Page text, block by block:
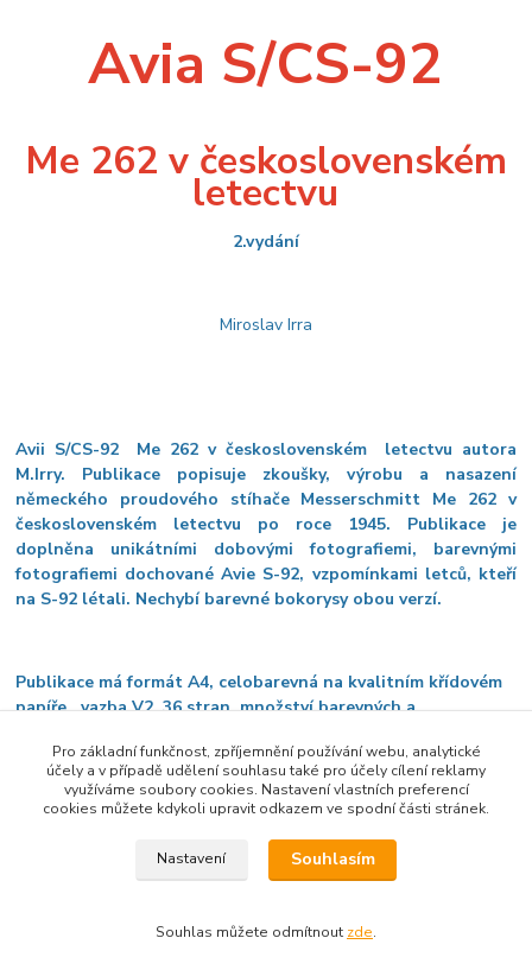
Avia S/CS-92
Me 262 v československém
letectvu
2.vydání
Miroslav Irra
Avii S/CS-92 Me 262 v československém letectvu autora
M.Irry. Publikace popisuje zkoušky, výrobu a nasazení
německého proudového stíhače Messerschmitt Me 262 v
československém letectvu po roce 1945. Publikace je
doplněna unikátními dobovými fotografiemi, barevnými
fotografiemi dochované Avie S-92, vzpomínkami letců, kteří
na S-92 létali. Nechybí barevné bokorysy obou verzí.
Publikace má formát A4, celobarevná na kvalitním křídovém
papíře, vazba V2, 36 stran, množství barevných a
Zboží zařazeno v kategoriích
Pro základní funkčnost, zpříjemnění používání webu, analytické
účely a v případě udělení souhlasu také pro účely cílení reklamy
využíváme soubory cookies. Nastavení vlastních preferencí
cookies můžete kdykoli upravit odkazem ve spodní části stránek.
Nastavení Souhlasím
Souhlas můžete odmítnout zde.